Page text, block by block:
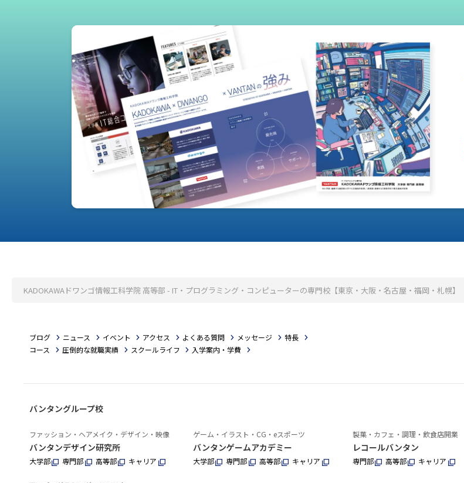
KADOKAWAドワンゴ情報工科学院 高等部 - IT・プログラミング・コンピューターの専門校【東京・大阪・名古屋・福岡・札幌】
ブログ ニュース イベント アクセス よくある質問 メッセージ
特長
コース
圧倒的な就職実績 スクールライフ 入学案内・学費
バンタングループ校
ファッション・ヘアメイク・デザイン・映像
バンタンデザイン研究所
大学部 専門部 高等部 キャリア
ゲーム・イラスト・CG・eスポーツ
バンタンゲームアカデミー
大学部 専門部 高等部 キャリア
製菓・カフェ・調理・飲食店開業
レコールバンタン
専門部 高等部 キャリア